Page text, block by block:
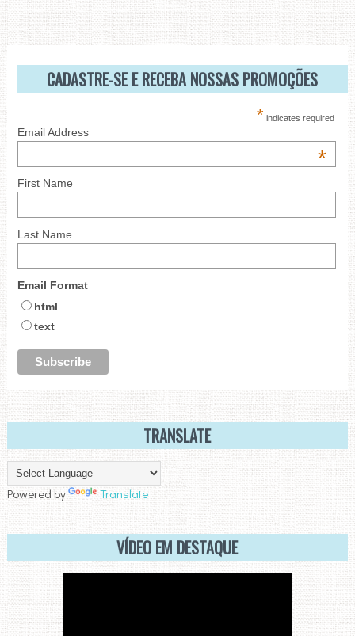
CADASTRE-SE E RECEBA NOSSAS PROMOÇÕES
* indicates required
Email Address
*
First Name
Last Name
Email Format
html
text
TRANSLATE
Powered by Translate
VÍDEO EM DESTAQUE